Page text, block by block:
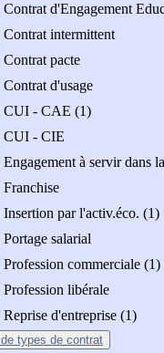
Contrat d'Engagement
Contrat intermittent
Contrat pacte
Contrat d'usage
CUI - CAE (1)
CUI - CIE
Engagement à servir dans
Franchise
Insertion par l'activ.éco. (1)
Portage salarial
Profession commerciale (1)
Profession libérale
Reprise d'entreprise (1)
de types de contrat